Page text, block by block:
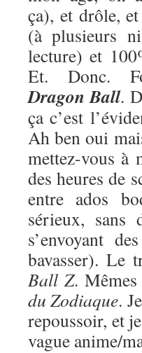
ça), et drôle,
(à plusieurs
lecture) et
Et. Donc.
Dragon Ball.
ça c’est
Ah ben oui
mettez-vous à
des heures de
entre ados
sérieux, sans
s’envoyant
bavasser). Le
Ball Z.
du Zodiaque.
repoussoir, et
vague anime/